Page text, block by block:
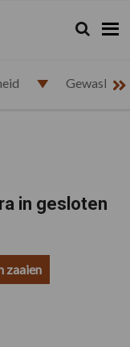
Zoeken...
Zoek
in gesloten
zaaien